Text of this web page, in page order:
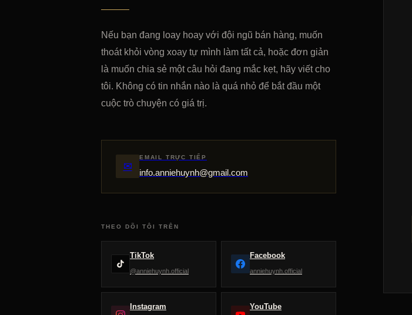
Nếu bạn đang loay hoay với đội ngũ bán hàng, muốn
thoát khỏi vòng xoay tự mình làm tất cả, hoặc đơn giản
là muốn chia sẻ một câu hỏi đang mắc kẹt, hãy viết cho
tôi. Không có tin nhắn nào là quá nhỏ để bắt đầu một
cuộc trò chuyện có giá trị.
✉
EMAIL TRỰC TIẾP
info.anniehuynh@gmail.com
THEO DÕI TÔI TRÊN
TikTok
@anniehuynh.official
Facebook
anniehuynh.official
Instagram YouTube